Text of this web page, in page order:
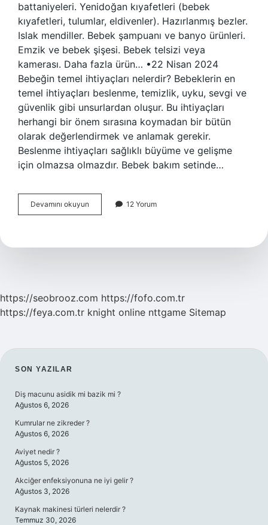
battaniyeleri. Yenidoğan kıyafetleri (bebek
kıyafetleri, tulumlar, eldivenler). Hazırlanmış bezler.
Islak mendiller. Bebek şampuanı ve banyo ürünleri.
Emzik ve bebek şişesi. Bebek telsizi veya
kamerası. Daha fazla ürün… •22 Nisan 2024
Bebeğin temel ihtiyaçları nelerdir? Bebeklerin en
temel ihtiyaçları beslenme, temizlik, uyku, sevgi ve
güvenlik gibi unsurlardan oluşur. Bu ihtiyaçları
herhangi bir önem sırasına koymadan bir bütün
olarak değerlendirmek ve anlamak gerekir.
Beslenme ihtiyaçları sağlıklı büyüme ve gelişme
için olmazsa olmazdır. Bebek bakım setinde…
Devamını okuyun
Doğan
Ürünleri
12 Yorum
https://seobrooz.com https://fofo.com.tr
https://feya.com.tr knight online nttgame Sitemap
SIDEBAR
SON YAZILAR
Diş macunu asidik mi bazik mi ?
Ağustos 6, 2026
Kumrular ne zikreder ?
Ağustos 6, 2026
Aviyet nedir ?
Ağustos 5, 2026
Akciğer enfeksiyonuna ne iyi gelir ?
Ağustos 3, 2026
Kaynak makinesi türleri nelerdir ?
Temmuz 30, 2026